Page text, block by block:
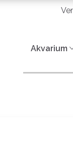
Akvarium